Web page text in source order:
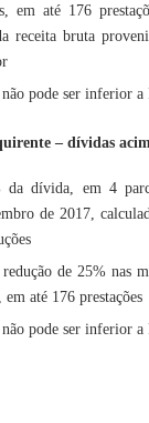
em até 176
receita bruta
pode ser inferior a
– dívidas
da dívida, em 4
de 2017,
de 25% nas
até 176 prestações
pode ser inferior a